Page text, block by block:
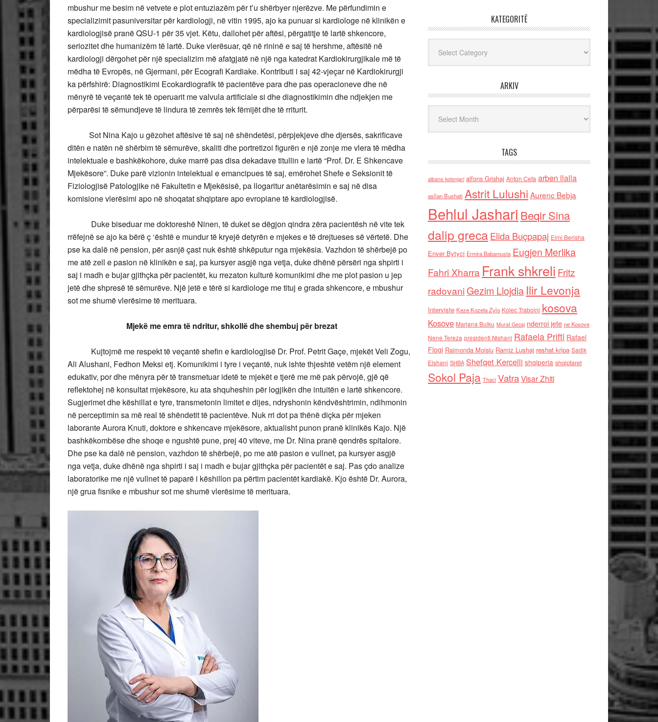
mbushur me besim në vetvete e plot entuziazëm për t’u shërbyer njerëzve. Me përfundimin e
specializimit pasuniversitar për kardiologji, në vitin 1995, ajo ka punuar si kardiologe në klinikën e
kardiologjisë pranë QSU-1 për 35 vjet. Këtu, dallohet për aftësi, përgatitje të lartë shkencore,
seriozitet dhe humanizëm të lartë. Duke vlerësuar, që në rininë e saj të hershme, aftësitë në
kardiologji dërgohet për një specializim më afatgjatë në një nga katedrat Kardiokirurgjikale më të
mëdha të Evropës, në Gjermani, për Ecografi Kardiake. Kontributi i saj 42-vjeçar në Kardiokirurgji
ka përfshirë: Diagnostikimi Ecokardiografik të pacientëve para dhe pas operacioneve dhe në
mënyrë të veçantë tek të operuarit me valvula artificiale si dhe diagnostikimin dhe ndjekjen me
përparësi të sëmundjeve të lindura të zemrës tek fëmijët dhe të rriturit.
Sot Nina Kajo u gëzohet aftësive të saj në shëndetësi, përpjekjeve dhe djersës, sakrificave
ditën e natën në shërbim të sëmurëve, skaliti dhe portretizoi figurën e një zonje me vlera të mëdha
intelektuale e bashkëkohore, duke marrë pas disa dekadave titullin e lartë “Prof. Dr. E Shkencave
Mjekësore”. Duke parë vizionin intelektual e emancipues të saj, emërohet Shefe e Seksionit të
Fiziologjisë Patologjike në Fakultetin e Mjekësisë, pa llogaritur anëtarësimin e saj në disa
komisione vlerësimi apo në shoqatat shqiptare apo evropiane të kardiologjisë.
Duke biseduar me doktoreshë Ninen, të duket se dëgjon qindra zëra pacientësh në vite tek
rrëfejnë se ajo ka bërë ç ‘është e mundur të kryejë detyrën e mjekes e të drejtueses së vërtetë. Dhe
pse ka dalë në pension, për asnjë çast nuk është shkëputur nga mjekësia. Vazhdon të shërbejë po
me atë zell e pasion në klinikën e saj, pa kursyer asgjë nga vetja, duke dhënë përsëri nga shpirti i
saj i madh e bujar gjithçka për pacientët, ku rrezaton kulturë komunikimi dhe me plot pasion u jep
jetë dhe shpresë të sëmurëve. Një jetë e tërë si kardiologe me tituj e grada shkencore, e mbushur
sot me shumë vlerësime të merituara.
Mjekë me emra të ndritur, shkollë dhe shembuj për brezat
Kujtojmë me respekt të veçantë shefin e kardiologjisë Dr. Prof. Petrit Gaçe, mjekët Veli Zogu,
Ali Alushani, Fedhon Meksi etj. Komunikimi i tyre i veçantë, nuk ishte thjeshtë vetëm një element
edukativ, por dhe mënyra për të transmetuar idetë te mjekët e tjerë me më pak përvojë, gjë që
reflektohej në konsultat mjekësore, ku ata shquheshin për logjikën dhe intuitën e lartë shkencore.
Sugjerimet dhe këshillat e tyre, transmetonin limitet e dijes, ndryshonin këndvështrimin, ndihmonin
në perceptimin sa më real të shëndetit të pacientëve. Nuk rri dot pa thënë diçka për mjeken
laborante Aurora Knuti, doktore e shkencave mjekësore, aktualisht punon pranë klinikës Kajo. Një
bashkëkombëse dhe shoqe e ngushtë pune, prej 40 viteve, me Dr. Nina pranë qendrës spitalore.
Dhe pse ka dalë në pension, vazhdon të shërbejë, po me atë pasion e vullnet, pa kursyer asgjë
nga vetja, duke dhënë nga shpirti i saj i madh e bujar gjithçka për pacientët e saj. Pas çdo analize
laboratorike me një vullnet të paparë i këshillon pa përtim pacientët kardiakë. Kjo është Dr. Aurora,
një grua fisnike e mbushur sot me shumë vlerësime të merituara.
KATEGORITË
ARKIV
TAGS
albano kolonjari alfons Grishaj Anton Cefa arben llalla
asllan Bushati Astrit Lulushi Aurenc Bebja
Behlul Jashari Beqir Sina
dalip grecaElida Buçpapaj Elmi Berisha
Enver Bytyci Ermira Babamusta Eugjen Merlika
Fahri Xharra Frank shkreli Fritz
radovaniGezim Llojdia Ilir Levonja
Interviste Keze Kozeta Zylo Kolec Traboini kosova
Kosove Marjana Bulku Murat Gecaj nderroi jete ne Kosove
Nene Tereza presidenti Nishani Rafaela Prifti Rafael
Floqi Raimonda Moisiu Ramiz Lushaj reshat kripa Sadik
Elshani SHBA Shefqet Kercelli shqiperia shqiptaret
Sokol Paja Thaci VatraVisar Zhiti